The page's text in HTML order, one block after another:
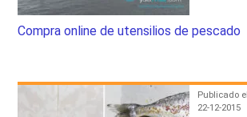
Compra online de utensilios de pescado
Publicado el
22-12-2015